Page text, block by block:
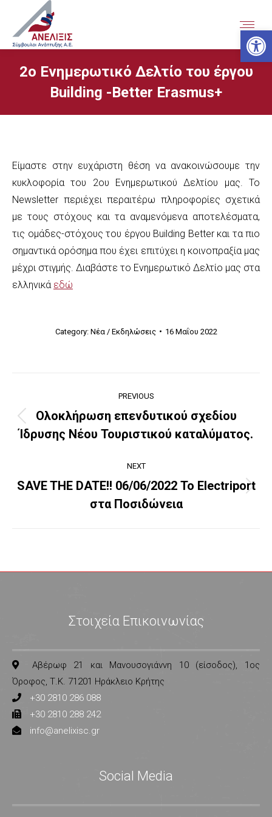
2ο Ενημερωτικό Δελτίο του έργου
Building -Better Erasmus+
Είμαστε στην ευχάριστη θέση να ανακοινώσουμε την
κυκλοφορία του 2ου Ενημερωτικού Δελτίου μας. Το
Newsletter περιέχει περαιτέρω πληροφορίες σχετικά
με τους στόχους και τα αναμενόμενα αποτελέσματα,
τις ομάδες-στόχους του έργου Building Better και τα πιο
σημαντικά ορόσημα που έχει επιτύχει η κοινοπραξία μας
μέχρι στιγμής. Διαβάστε το Ενημερωτικό Δελτίο μας στα
ελληνικά εδώ
Category: Νέα / Εκδηλώσεις 16 Μαΐου 2022
navigation
PREVIOUS
Previous
post:
Ολοκλήρωση επενδυτικού σχεδίου
Ίδρυσης Νέου Τουριστικού καταλύματος.
NEXT
Next
post:
SAVE THE DATE!! 06/06/2022 Το Electriport
στα Ποσιδώνεια
Στοιχεία Επικοινωνίας
Αβέρωφ 21 και Μανουσογιάννη 10 (είσοδος), 1ος
Όροφος, Τ.Κ. 71201 Ηράκλειο Κρήτης
+30 2810 286 088
+30 2810 288 242
info@anelixisc.gr
Social Media